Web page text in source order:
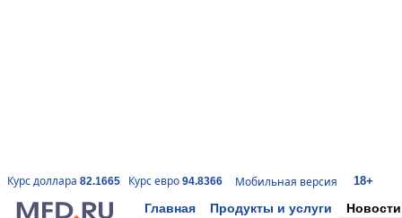
Курс доллара 82.1665 Курс евро 94.8366 Мобильная версия 18+
Главная Продукты и услуги Новости